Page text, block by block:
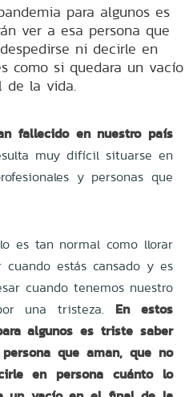
para algunos es
ver a esa persona que
ni decirle en
como si quedara un vacío
de la vida.
fallecido en nuestro país
muy difícil situarse en
y personas que
es tan normal como llorar
estás cansado y es
cuando tenemos nuestro
una tristeza. En estos
algunos es triste saber
que aman, que no
en persona cuánto lo